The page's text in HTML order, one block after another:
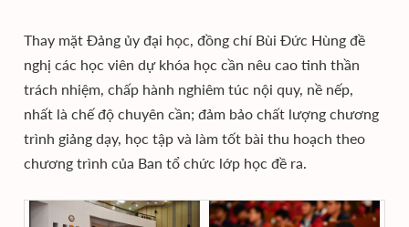
Thay mặt Đảng ủy đại học, đồng chí Bùi Đức Hùng đề
nghị các học viên dự khóa học cần nêu cao tinh thần
trách nhiệm, chấp hành nghiêm túc nội quy, nề nếp,
nhất là chế độ chuyên cần; đảm bảo chất lượng chương
trình giảng dạy, học tập và làm tốt bài thu hoạch theo
chương trình của Ban tổ chức lớp học đề ra.